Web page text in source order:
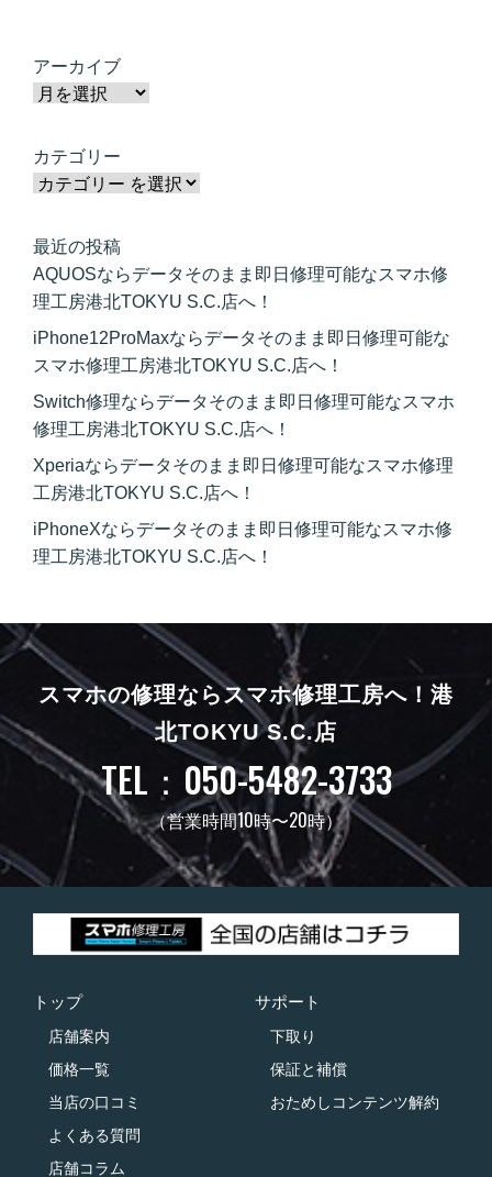
アーカイブ
カテゴリー
最近の投稿
AQUOSならデータそのまま即日修理可能なスマホ修
理工房港北TOKYU S.C.店へ！
iPhone12ProMaxならデータそのまま即日修理可能な
スマホ修理工房港北TOKYU S.C.店へ！
Switch修理ならデータそのまま即日修理可能なスマホ
修理工房港北TOKYU S.C.店へ！
Xperiaならデータそのまま即日修理可能なスマホ修理
工房港北TOKYU S.C.店へ！
iPhoneXならデータそのまま即日修理可能なスマホ修
理工房港北TOKYU S.C.店へ！
スマホの修理ならスマホ修理工房へ！ 港
北TOKYU S.C.店
TEL：050-5482-3733
（営業時間10時〜20時）
トップ
店舗案内
価格一覧
当店の口コミ
よくある質問
店舗コラム
サポート
下取り
保証と補償
おためしコンテンツ解約